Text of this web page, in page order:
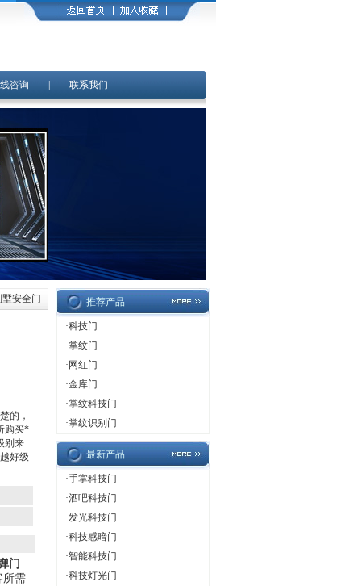
咨询 联系我们
墅安全门
的，
购买*
别来
好级
门
所需
推荐产品
·科技门
·掌纹门
· 网红门
·金库门
·掌纹科技门
·掌纹识别门
最新产品
·手掌科技门
·酒吧科技门
·发光科技门
·科技感暗门
·智能科技门
·科技灯光门